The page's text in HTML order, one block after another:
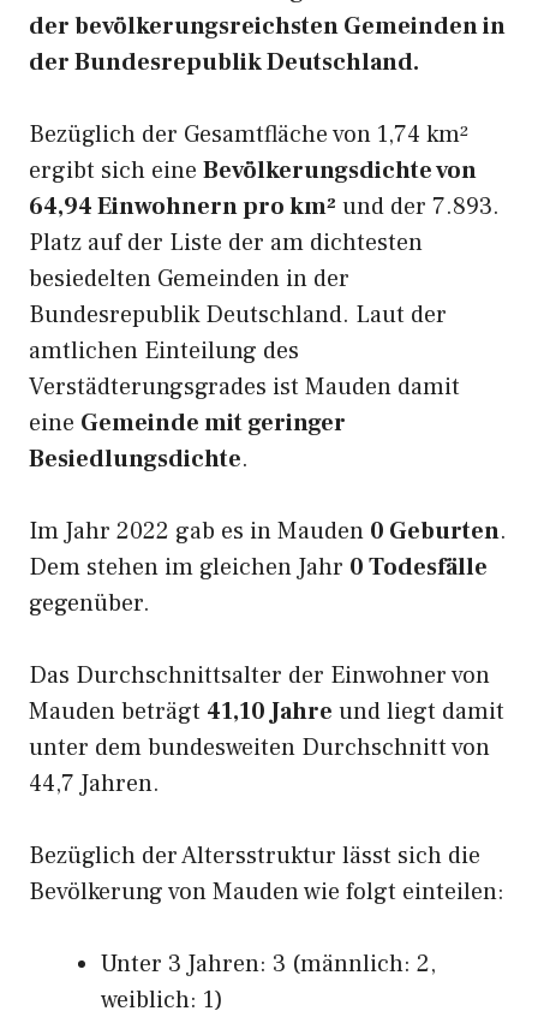
der bevölkerungsreichsten Gemeinden in
der Bundesrepublik Deutschland.
Bezüglich der Gesamtfläche von 1,74 km²
ergibt sich eine Bevölkerungsdichte von
64,94 Einwohnern pro km² und der 7.893.
Platz auf der Liste der am dichtesten
besiedelten Gemeinden in der
Bundesrepublik Deutschland. Laut der
amtlichen Einteilung des
Verstädterungsgrades ist Mauden damit
eine Gemeinde mit geringer
Besiedlungsdichte.
Im Jahr 2022 gab es in Mauden 0 Geburten.
Dem stehen im gleichen Jahr 0 Todesfälle
gegenüber.
Das Durchschnittsalter der Einwohner von
Mauden beträgt 41,10 Jahre und liegt damit
unter dem bundesweiten Durchschnitt von
44,7 Jahren.
Bezüglich der Altersstruktur lässt sich die
Bevölkerung von Mauden wie folgt einteilen:
Unter 3 Jahren: 3 (männlich: 2,
weiblich: 1)